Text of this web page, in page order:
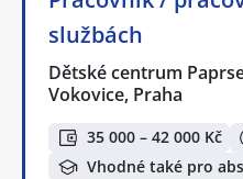
službách
Dětské centrum
Vokovice, Praha
35 000 – 42 000 Kč
Vhodné také pro